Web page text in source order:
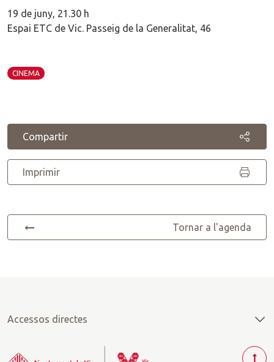
19 de juny, 21.30 h
Espai ETC de Vic. Passeig de la Generalitat, 46
CINEMA
Compartir
Imprimir
Tornar a l'agenda
Accessos directes